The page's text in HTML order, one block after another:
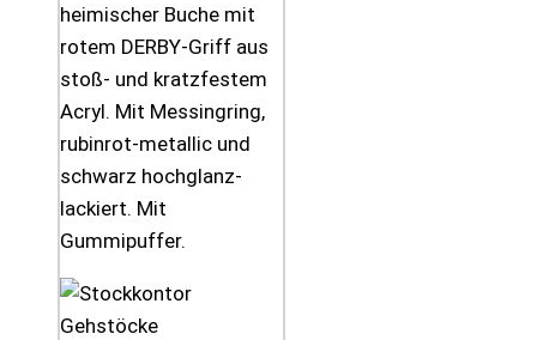
heimischer Buche mit
rotem DERBY-Griff aus
stoß- und kratzfestem
Acryl. Mit Messingring,
rubinrot-metallic und
schwarz hochglanz-
lackiert. Mit
Gummipuffer.